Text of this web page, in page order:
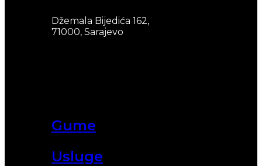
Gume
Usluge
Džemala Bijedića 162,
71000, Sarajevo